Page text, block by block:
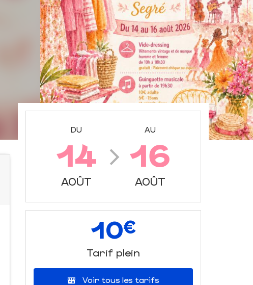
DU
14
AOÛT
AU
16
AOÛT
10€
Tarif plein
Voir tous les tarifs